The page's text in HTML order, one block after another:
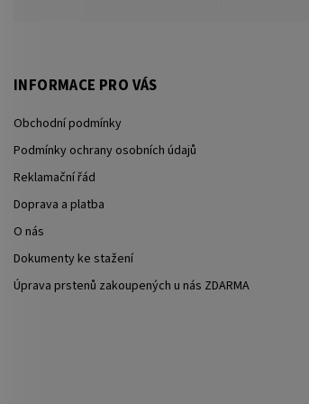
INFORMACE PRO VÁS
Obchodní podmínky
Podmínky ochrany osobních údajů
Reklamační řád
Doprava a platba
O nás
Dokumenty ke stažení
Úprava prstenů zakoupených u nás ZDARMA